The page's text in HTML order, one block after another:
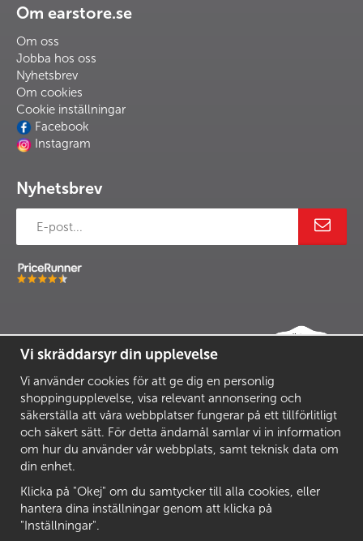
Om earstore.se
Om oss
Jobba hos oss
Nyhetsbrev
Om cookies
Cookie inställningar
Facebook
Instagram
Nyhetsbrev
Vi skräddarsyr din upplevelse
Vi använder cookies för att ge dig en personlig
shoppingupplevelse, visa relevant annonsering och
säkerställa att våra webbplatser fungerar på ett tillförlitligt
och säkert sätt. För detta ändamål samlar vi in information
om hur du använder vår webbplats, samt teknisk data om
din enhet.
Klicka på "Okej" om du samtycker till alla cookies, eller
hantera dina inställningar genom att klicka på
"Inställningar".